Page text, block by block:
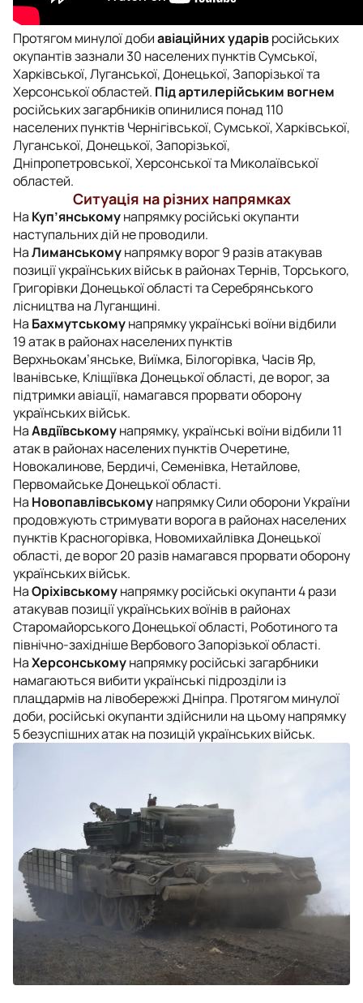
Протягом минулої добиавіаційних ударівросійських
окупантів зазнали 30 населених пунктів Сумської,
Харківської, Луганської, Донецької, Запорізької та
Херсонської областей. Під артилерійським вогнем
російських загарбників опинилися понад 110
населених пунктів Чернігівської, Сумської, Харківської,
Луганської, Донецької, Запорізької,
Дніпропетровської, Херсонської та Миколаївської
областей.
Ситуація на різних напрямках
На Куп’янськомунапрямку російські окупанти
наступальних дій не проводили.
НаЛиманськомунапрямку ворог 9 разів атакував
позиції українських військ в районах Тернів, Торського,
Григорівки Донецької області та Серебрянського
лісництва на Луганщині.
На Бахмутськомунапрямку українські воїни відбили
19 атак в районах населених пунктів
Верхньокам’янське, Виїмка, Білогорівка, Часів Яр,
Іванівське, Кліщіївка Донецької області, де ворог, за
підтримки авіації, намагався прорвати оборону
українських військ.
НаАвдіївськомунапрямку, українські воїни відбили 11
атак в районах населених пунктів Очеретине,
Новокалинове, Бердичі, Семенівка, Нетайлове,
Первомайське Донецької області.
На Новопавлівськомунапрямку Сили оборони України
продовжують стримувати ворога в районах населених
пунктів Красногорівка, Новомихайлівка Донецької
області, де ворог 20 разів намагався прорвати оборону
українських військ.
НаОріхівськомунапрямку російські окупанти 4 рази
атакував позиції українських воїнів в районах
Старомайорського Донецької області, Роботиного та
північно-західніше Вербового Запорізької області.
НаХерсонськомунапрямку російські загарбники
намагаються вибити українські підрозділи із
плацдармів на лівобережжі Дніпра. Протягом минулої
доби, російські окупанти здійснили на цьому напрямку
5 безуспішних атак на позицій українських військ.